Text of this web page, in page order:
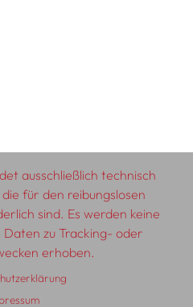
ausschließlich technisch
für den reibungslosen
sind. Es werden keine
zu Tracking- oder
erhoben.